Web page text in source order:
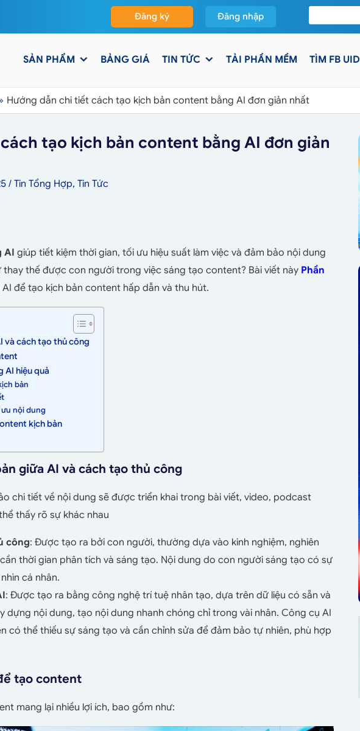
Đăng ký Đăng nhập
SẢN PHẨM BẢNG GIÁ TIN TỨC TẢI PHẦN MỀM TÌM FB UID
Hướng dẫn chi tiết cách tạo kịch bản content bằng AI đơn giản nhất
tạo kịch bản content bằng AI đơn giản
/ Tin Tổng Hợp, Tin Tức
AI giúp tiết kiệm thời gian, tối ưu hiệu suất làm việc và đảm bảo nội dung
thế được con người trong việc sáng tạo content? Bài viết này Phần
để tạo kịch bản content hấp dẫn và thu hút.
và cách tạo thủ công
AI hiệu quả
bản
nội dung
kịch bản
giữa AI và cách tạo thủ công
chi tiết về nội dung sẽ được triển khai trong bài viết, video, podcast
thấy rõ sự khác nhau
công: Được tạo ra bởi con người, thường dựa vào kinh nghiệm, nghiên
thời gian phân tích và sáng tạo. Nội dung do con người sáng tạo có sự
cá nhân.
: Được tạo ra bằng công nghệ trí tuệ nhân tạo, dựa trên dữ liệu có sẵn và
dựng nội dung, tạo nội dung nhanh chóng chỉ trong vài nhân. Công cụ AI
có thể thiếu sự sáng tạo và cần chỉnh sửa để đảm bảo tự nhiên, phù hợp
tạo content
mang lại nhiều lợi ích, bao gồm như: